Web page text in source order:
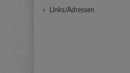
Links/Adressen